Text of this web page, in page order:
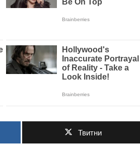
Твитни